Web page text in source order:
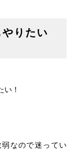
りたい
い！
なので迷ってい